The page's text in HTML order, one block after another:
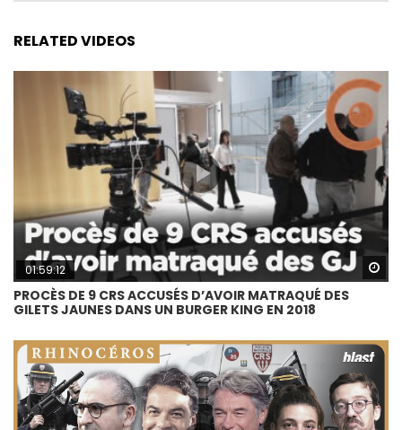
RELATED VIDEOS
01:59:12
PROCÈS DE 9 CRS ACCUSÉS D’AVOIR MATRAQUÉ DES
GILETS JAUNES DANS UN BURGER KING EN 2018